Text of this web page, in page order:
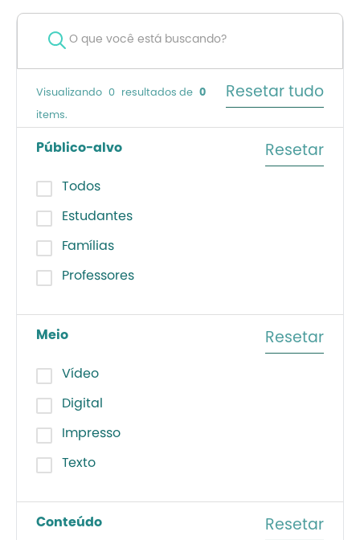
Visualizando 0 resultados de 0
items.
Resetar tudo
Público-alvo Resetar
Todos
Estudantes
Famílias
Professores
Meio Resetar
Vídeo
Digital
Impresso
Texto
Conteúdo Resetar